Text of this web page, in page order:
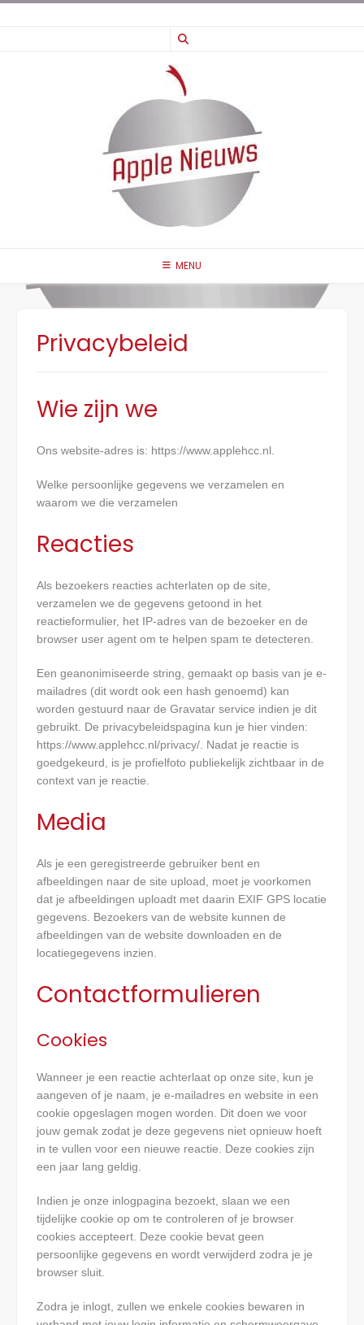
MENU
Privacybeleid
Wie zijn we
Ons website-adres is: https://www.applehcc.nl.
Welke persoonlijke gegevens we verzamelen en
waarom we die verzamelen
Reacties
Als bezoekers reacties achterlaten op de site,
verzamelen we de gegevens getoond in het
reactieformulier, het IP-adres van de bezoeker en de
browser user agent om te helpen spam te detecteren.
Een geanonimiseerde string, gemaakt op basis van je e-
mailadres (dit wordt ook een hash genoemd) kan
worden gestuurd naar de Gravatar service indien je dit
gebruikt. De privacybeleidspagina kun je hier vinden:
https://www.applehcc.nl/privacy/. Nadat je reactie is
goedgekeurd, is je profielfoto publiekelijk zichtbaar in de
context van je reactie.
Media
Als je een geregistreerde gebruiker bent en
afbeeldingen naar de site upload, moet je voorkomen
dat je afbeeldingen uploadt met daarin EXIF GPS locatie
gegevens. Bezoekers van de website kunnen de
afbeeldingen van de website downloaden en de
locatiegegevens inzien.
Contactformulieren
Cookies
Wanneer je een reactie achterlaat op onze site, kun je
aangeven of je naam, je e-mailadres en website in een
cookie opgeslagen mogen worden. Dit doen we voor
jouw gemak zodat je deze gegevens niet opnieuw hoeft
in te vullen voor een nieuwe reactie. Deze cookies zijn
een jaar lang geldig.
Indien je onze inlogpagina bezoekt, slaan we een
tijdelijke cookie op om te controleren of je browser
cookies accepteert. Deze cookie bevat geen
persoonlijke gegevens en wordt verwijderd zodra je je
browser sluit.
Zodra je inlogt, zullen we enkele cookies bewaren in